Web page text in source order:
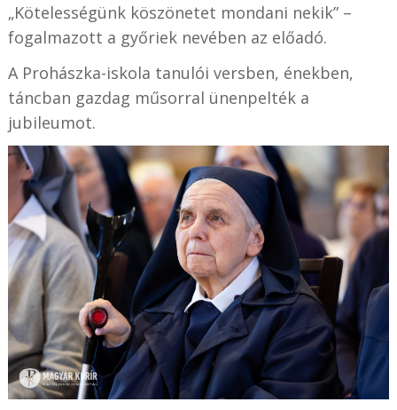
„Kötelességünk köszönetet mondani nekik” –
fogalmazott a győriek nevében az előadó.
A Prohászka-iskola tanulói versben, énekben,
táncban gazdag műsorral ünenpelték a
jubileumot.